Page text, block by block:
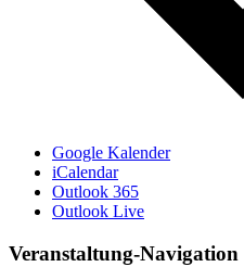
Google Kalender
iCalendar
Outlook 365
Outlook Live
Veranstaltung-Navigation